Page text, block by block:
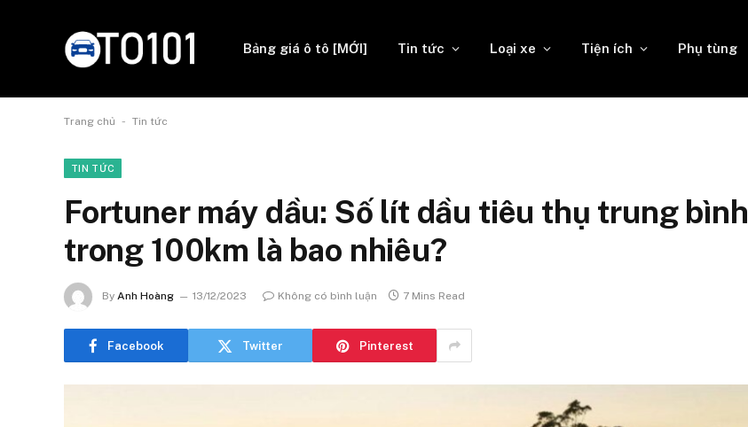
Bảng giá ô tô [MỚI] Tin tức Loại xe Tiện ích Phụ tùng
Trang chủ - Tin tức
TIN TỨC
Fortuner máy dầu: Số lít dầu tiêu thụ trung bình
trong 100km là bao nhiêu?
By Anh Hoàng 13/12/2023 Không có bình luận 7 Mins Read
Facebook Twitter Pinterest